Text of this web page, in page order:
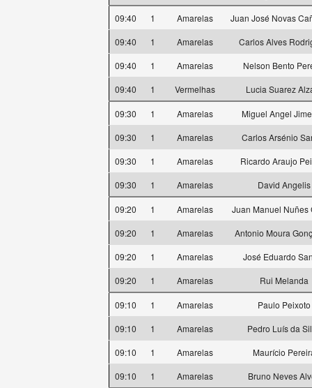
09:40 1 Amarelas
Juan José Novas
09:40
1 Amarelas
Carlos Alves
09:40
1 Amarelas
Nelson Bento
09:40
1 Vermelhas Lucia Suarez
09:30 1 Amarelas
Miguel Angel
09:30
1 Amarelas
Carlos Arsénio
09:30
1 Amarelas
Ricardo Araujo
09:30
1 Amarelas David Angelis
09:20 1 Amarelas
Juan Manuel Nuñes
09:20
1 Amarelas
Antonio Moura
09:20
1 Amarelas
José Eduardo
09:20
1 Amarelas Rui Melanda
09:10 1 Amarelas
Paulo Peixoto
09:10
1 Amarelas
Pedro Luís da
09:10
1 Amarelas
Maurício
09:10
1 Amarelas Bruno Neves